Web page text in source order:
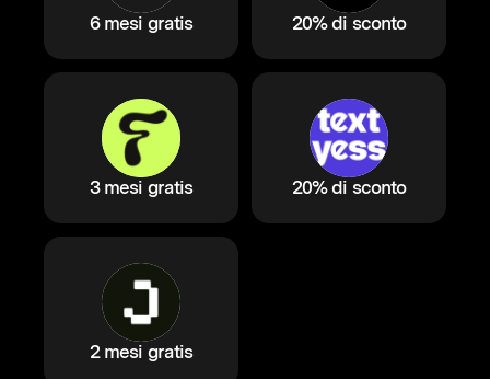
6 mesi gratis 20% di sconto
3 mesi gratis 20% di sconto
2 mesi gratis